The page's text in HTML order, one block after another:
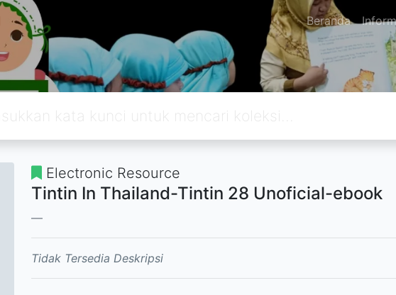
Beranda
Electronic Resource
Tintin In Thailand-Tintin 28 Unoficial-ebook
Tidak Tersedia Deskripsi